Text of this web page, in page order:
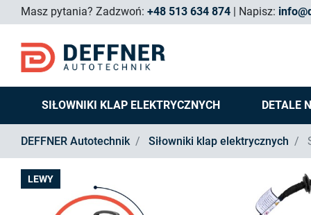
Masz pytania? Zadzwoń: +48 513 634 874 Napisz:
SIŁOWNIKI KLAP ELEKTRYCZNYCH DETALE
DEFFNER Autotechnik Siłowniki klap elektrycznych
LEWY